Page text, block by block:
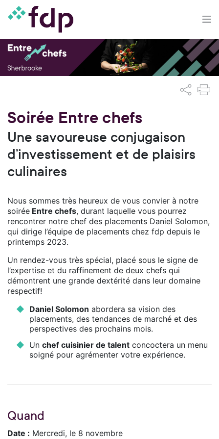
Soirée Entre chefs
Une savoureuse conjugaison
d’investissement et de plaisirs
culinaires
Nous sommes très heureux de vous convier à notre
soirée Entre chefs, durant laquelle vous pourrez
rencontrer notre chef des placements Daniel Solomon,
qui dirige l’équipe de placements chez fdp depuis le
printemps 2023.
Un rendez-vous très spécial, placé sous le signe de
l’expertise et du raffinement de deux chefs qui
démontrent une grande dextérité dans leur domaine
respectif!
Daniel Solomon abordera sa vision des
placements, des tendances de marché et des
perspectives des prochains mois.
Un chef cuisinier de talentconcoctera un menu
soigné pour agrémenter votre expérience.
Quand
Date : Mercredi, le 8 novembre